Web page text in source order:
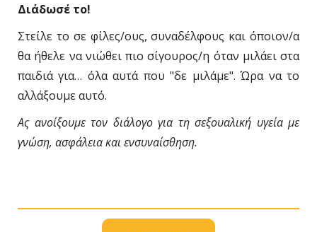
Διάδωσέ το!
Στείλε το σε φίλες/ους, συναδέλφους και όποιον/α
θα ήθελε να νιώθει πιο σίγουρος/η όταν μιλάει στα
παιδιά για… όλα αυτά που "δε μιλάμε". Ώρα να το
αλλάξουμε αυτό.
Ας ανοίξουμε τον διάλογο για τη σεξουαλική υγεία με
γνώση, ασφάλεια και ενσυναίσθηση.